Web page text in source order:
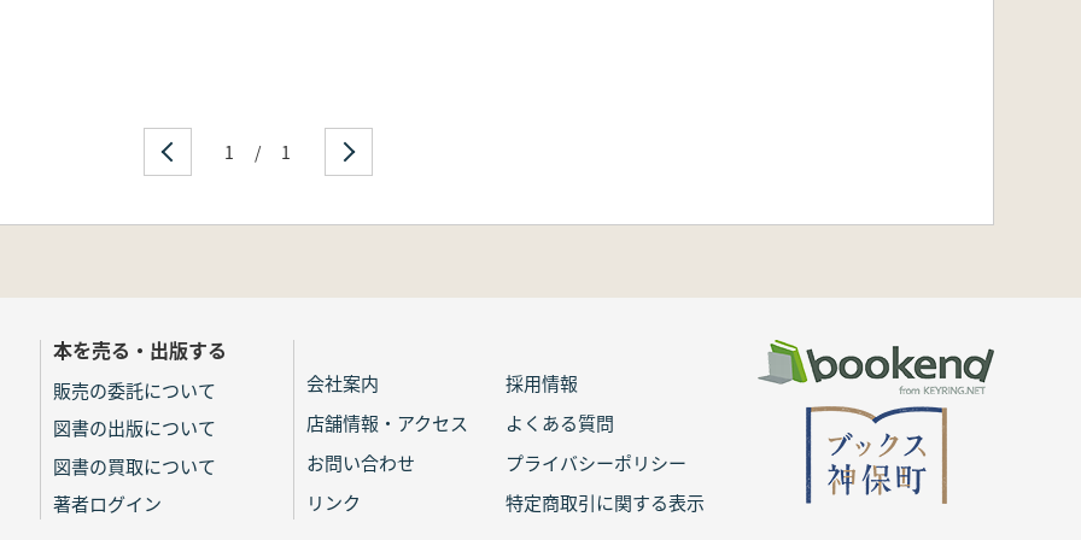
1 / 1
本を売る・出版する
販売の委託について
図書の出版について
図書の買取について
著者ログイン
会社案内
採用情報
店舗情報・アクセス
よくある質問
お問い合わせ
プライバシーポリシー
リンク
特定商取引に関する表示